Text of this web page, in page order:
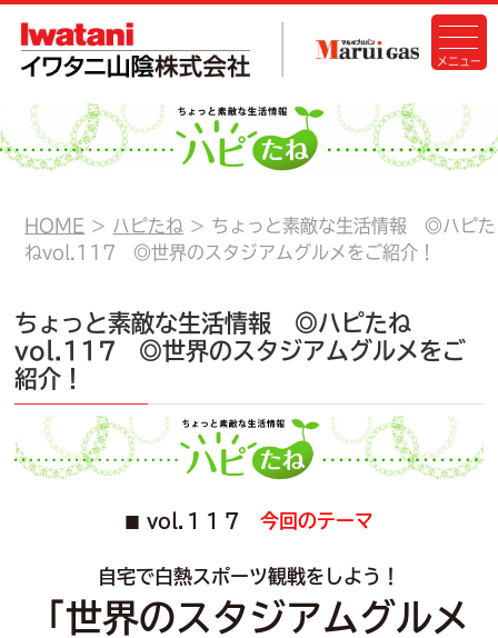
HOME ハピたね
ちょっと素敵な生活情報 ◎ハピた
ねvol.117 ◎世界のスタジアムグルメをご紹介！
ちょっと素敵な生活情報 ◎ハピたね
vol.117 ◎世界のスタジアムグルメをご
紹介！
vol.１１７ 今回のテーマ
自宅で白熱スポーツ観戦をしよう！
「世界のスタジアムグルメ